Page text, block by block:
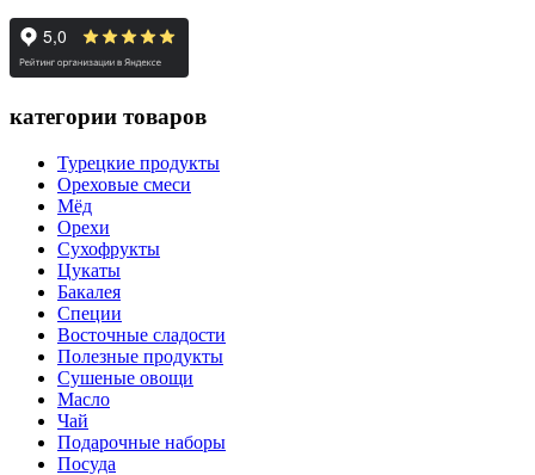
категории товаров
Турецкие продукты
Ореховые смеси
Мёд
Орехи
Сухофрукты
Цукаты
Бакалея
Специи
Восточные сладости
Полезные продукты
Сушеные овощи
Масло
Чай
Подарочные наборы
Посуда